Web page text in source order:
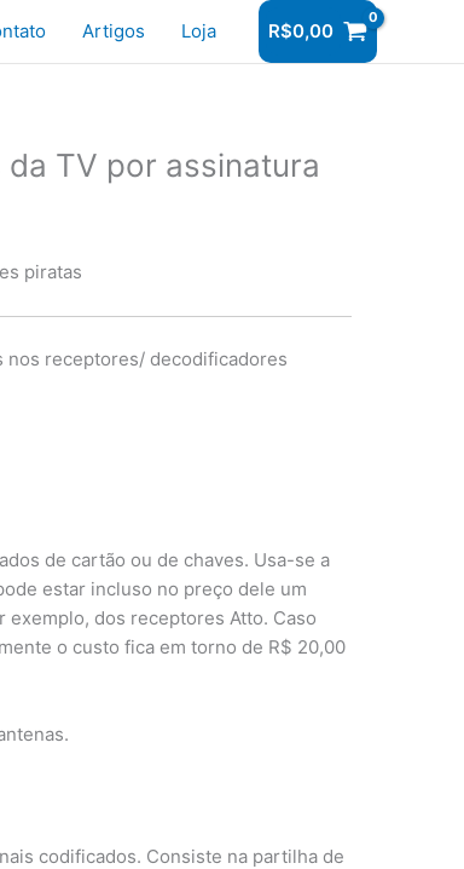
Artigos Loja R$0,00
TV por assinatura
piratas
nos receptores/ decodificadores
de cartão ou de chaves. Usa-se a
estar incluso no preço dele um
exemplo, dos receptores Atto. Caso
o custo fica em torno de R$ 20,00
codificados. Consiste na partilha de